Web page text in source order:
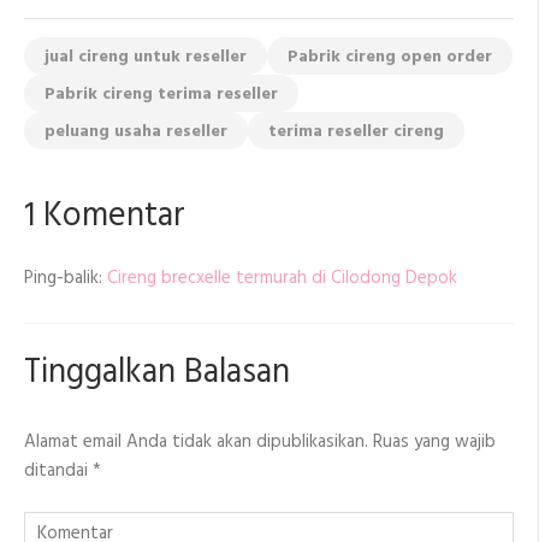
jual cireng untuk reseller
Pabrik cireng open order
Pabrik cireng terima reseller
peluang usaha reseller
terima reseller cireng
1 Komentar
Ping-balik: Cireng brecxelle termurah di Cilodong Depok
Tinggalkan Balasan
Alamat email Anda tidak akan dipublikasikan. Ruas yang wajib
ditandai *
Komentar